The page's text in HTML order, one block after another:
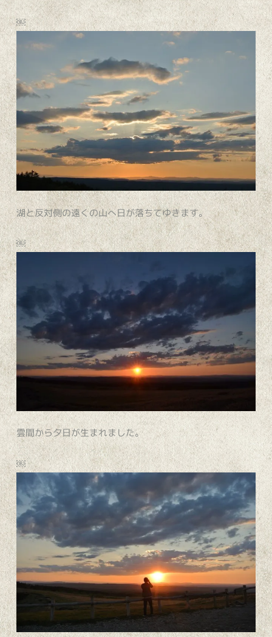
￼
湖と反対側の遠くの山へ日が落ちてゆきます。
￼
雲間から夕日が生まれました。
￼